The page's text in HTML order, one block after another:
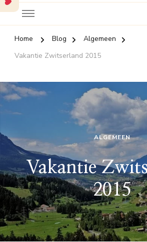
Home Blog
Algemeen
Vakantie Zwitserland 2015
ALGEMEEN
Vakantie
2015